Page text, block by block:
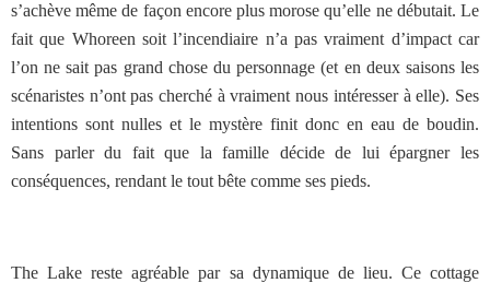
s’achève même de façon encore plus morose qu’elle ne débutait. Le
fait que Whoreen soit l’incendiaire n’a pas vraiment d’impact car
l’on ne sait pas grand chose du personnage (et en deux saisons les
scénaristes n’ont pas cherché à vraiment nous intéresser à elle). Ses
intentions sont nulles et le mystère finit donc en eau de boudin.
Sans parler du fait que la famille décide de lui épargner les
conséquences, rendant le tout bête comme ses pieds.
The Lake reste agréable par sa dynamique de lieu. Ce cottage